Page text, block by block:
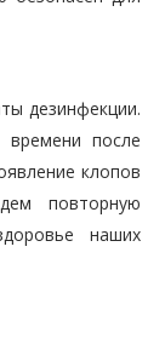
дезинфекции.
времени после
клопов
повторную
наших